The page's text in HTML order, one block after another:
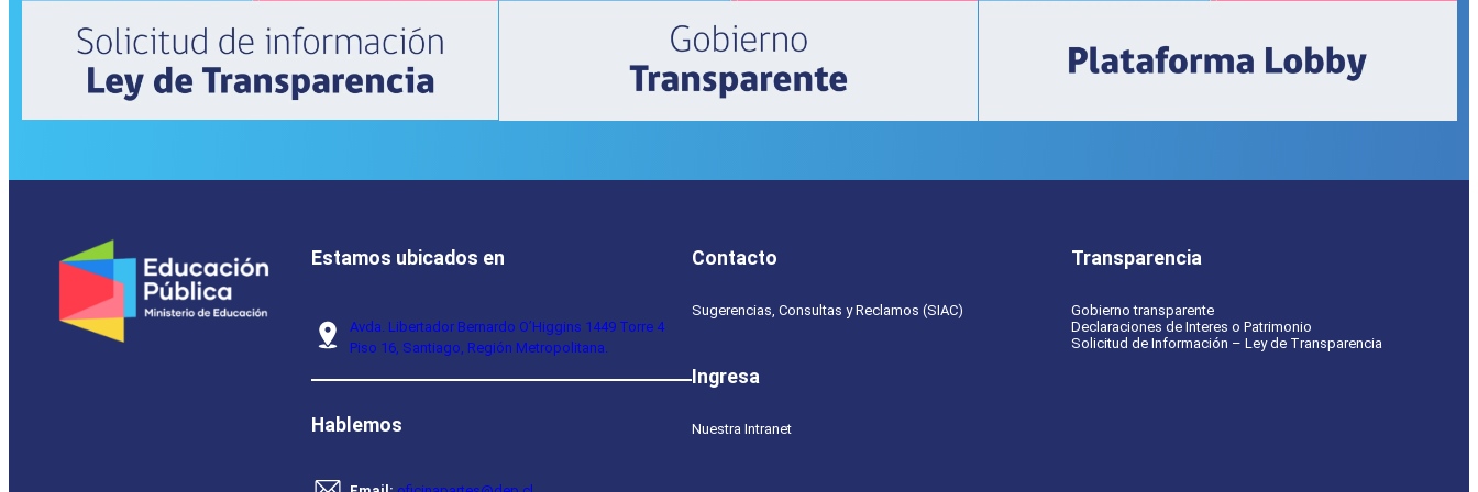
Estamos ubicados en
Avda. Libertador Bernardo O’Higgins 1449 Torre 4
Piso 16, Santiago, Región Metropolitana.
Hablemos
Contacto
Sugerencias, Consultas y Reclamos (SIAC)
Ingresa
Nuestra Intranet
Transparencia
Gobierno transparente
Declaraciones de Interes o Patrimonio
Solicitud de Información – Ley de Transparencia